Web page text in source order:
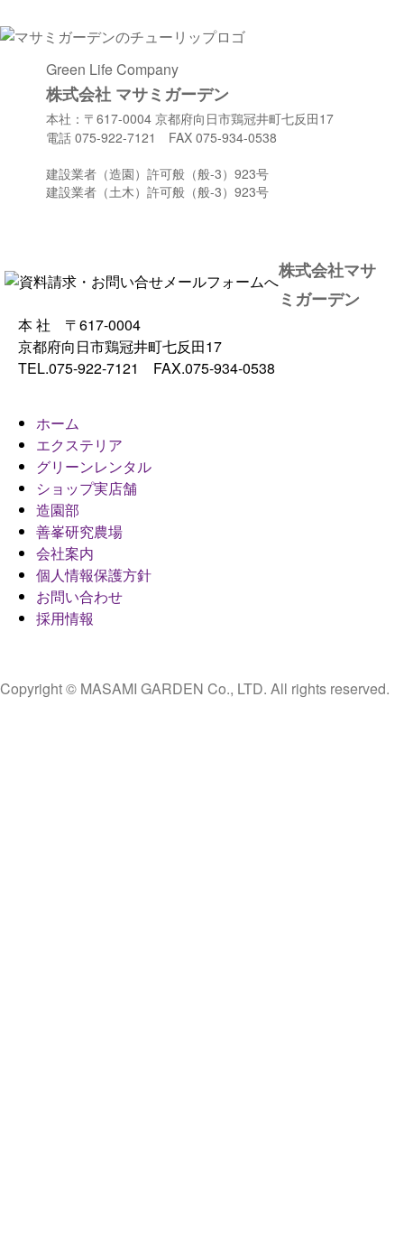
Green Life Company
株式会社 マサミガーデン
本社：〒617-0004 京都府向日市鶏冠井町七反田17
電話 075-922-7121 FAX 075-934-0538
建設業者（造園）許可般（般-3）923号
建設業者（土木）許可般（般-3）923号
株式会社マサ
ミガーデン
本 社 〒617-0004
京都府向日市鶏冠井町七反田17
TEL.075-922-7121 FAX.075-934-0538
ホーム
エクステリア
グリーンレンタル
ショップ実店舗
造園部
善峯研究農場
会社案内
個人情報保護方針
お問い合わせ
採用情報
Copyright © MASAMI GARDEN Co., LTD. All rights reserved.